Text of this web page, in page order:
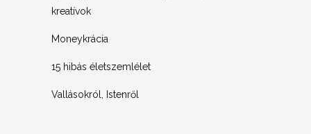
kreatívok
Moneykrácia
15 hibás életszemlélet
Vallásokról, Istenről